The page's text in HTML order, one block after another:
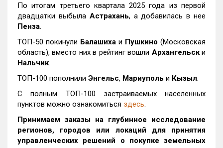
По итогам третьего квартала 2025 года из первой
двадцатки выбыла Астрахань, а добавилась в нее
Пенза.
ТОП-50 покинули Балашиха и Пушкино (Московская
область), вместо них в рейтинг вошли Архангельски
Нальчик.
ТОП-100 пополнили Энгельс, Мариуполь и Кызыл.
С полным ТОП-100 застраиваемых населенных
пунктов можно ознакомиться здесь.
Принимаем заказы на глубинное исследование
регионов, городов или локаций для принятия
управленческих решений о покупке земельных